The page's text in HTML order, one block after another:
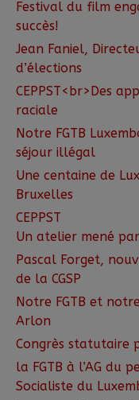
Festival du film
succès!
Jean Faniel,
d’élections
CEPPST<br>Des
raciale
Notre FGTB
séjour illégal
Une centaine de
Bruxelles
CEPPST
Un atelier mené
Pascal Forget,
de la CGSP
Notre FGTB et
Arlon
Congrès statutaire
la FGTB à l’AG du
Socialiste du